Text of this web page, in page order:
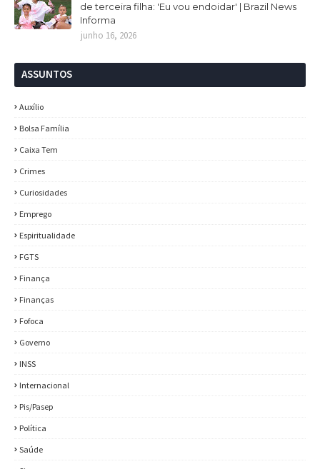
de terceira filha: 'Eu vou endoidar' | Brazil News
Informa
junho 16, 2026
ASSUNTOS
Auxílio
Bolsa Família
Caixa Tem
Crimes
Curiosidades
Emprego
Espiritualidade
FGTS
Finança
Finanças
Fofoca
Governo
INSS
Internacional
Pis/Pasep
Política
Saúde